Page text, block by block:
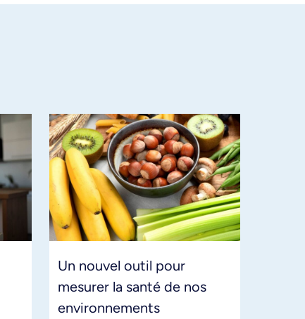
Un nouvel outil pour
mesurer la santé de nos
environnements